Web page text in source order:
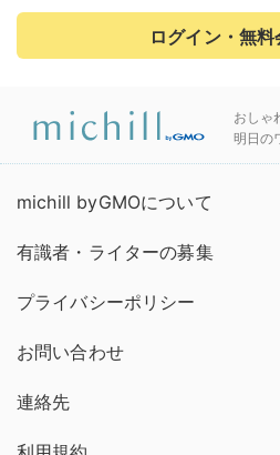
ログイン・無
おしゃ
明日の
michill byGMOについて
有識者・ライターの募集
プライバシーポリシー
お問い合わせ
連絡先